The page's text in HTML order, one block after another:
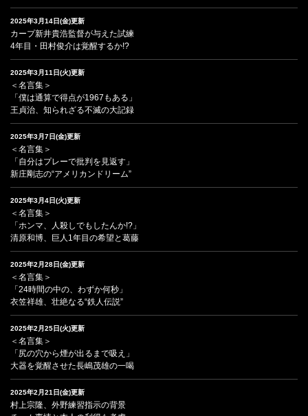
2025年3月14日(金)更新
カープ新井貴浩監督が与えた試練
4年目・田村俊介は覚醒するか!?
2025年3月11日(火)更新
＜名言集＞
「僕は通算で得点が1967もある」
王貞治、知られざる不滅の大記録
2025年3月7日(金)更新
＜名言集＞
「自分はプレーで批判を見返す」
新庄剛志の“アメリカンドリーム”
2025年3月4日(火)更新
＜名言集＞
「ホンマ、人殺しでもしたんか!?」
清原和博、巨人1年目の希望と葛藤
2025年2月28日(金)更新
＜名言集＞
「24時間の中の、わずか何秒」
衣笠祥雄、壮絶なる“鉄人伝説”
2025年2月25日(火)更新
＜名言集＞
「尻の穴から煙が出るまで吸え」
大器を覚醒させた長嶋茂雄の一喝
2025年2月21日(金)更新
村上宗隆、外野練習指示の背景